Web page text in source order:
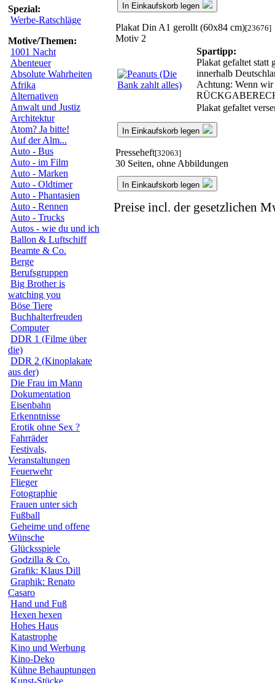
Spezial:
Werbe-Ratschläge
Motive/Themen:
1001 Nacht
Abenteuer
Absolute Wahrheiten
Afrika
Alternativen
Anwalt und Justiz
Architektur
Atom? Ja bitte!
Auf der Alm...
Auto - Bus
Auto - im Film
Auto - Marken
Auto - Oldtimer
Auto - Phantasien
Auto - Rennen
Auto - Trucks
Autos - wie du und ich
Ballon & Luftschiff
Beamte & Co.
Berge
Berufsgruppen
Big Brother is
watching you
Böse Tiere
Buchhalterfreuden
Computer
DDR 1 (Filme über
die)
DDR 2 (Kinoplakate
aus der)
Die Frau im Mann
Dokumentation
Eisenbahn
Erkenntnisse
Erotik ohne Sex ?
Fahrräder
Festivals,
Veranstaltungen
Feuerwehr
Flieger
Fotographie
Frauen unter sich
Fußball
Geheime und offene
Wünsche
Glücksspiele
Godzilla & Co.
Grafik: Klaus Dill
Graphik: Renato
Casaro
Hand und Fuß
Hexen hexen
Hohes Haus
Katastrophe
Kino und Werbung
Kino-Deko
Kühne Behauptungen
Kunst-Stücke
In Einkaufskorb legen
Plakat Din A1 gerollt (60x84 cm)[23676]
Motiv 2
Spartipp:
Plakat gefaltet statt
innerhalb
Achtung: Wenn wir
Plakat gefaltet
In Einkaufskorb legen
Presseheft[32063]
30 Seiten, ohne Abbildungen
In Einkaufskorb legen
Preise incl. der gesetzlichen